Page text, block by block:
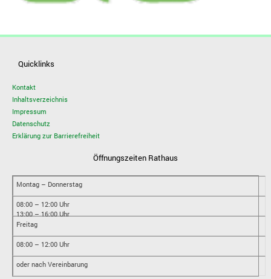
Quicklinks
Kontakt
Inhaltsverzeichnis
Impressum
Datenschutz
Erklärung zur Barrierefreiheit
Öffnungszeiten Rathaus
Montag – Donnerstag
08:00 – 12:00 Uhr
13:00 – 16:00 Uhr
Freitag
08:00 – 12:00 Uhr
oder nach Vereinbarung